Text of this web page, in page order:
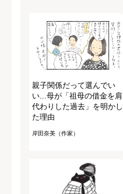
親子関係だって選んでい
い...母が「祖母の借金を肩
代わりした過去」を明かし
た理由
岸田奈美（作家）